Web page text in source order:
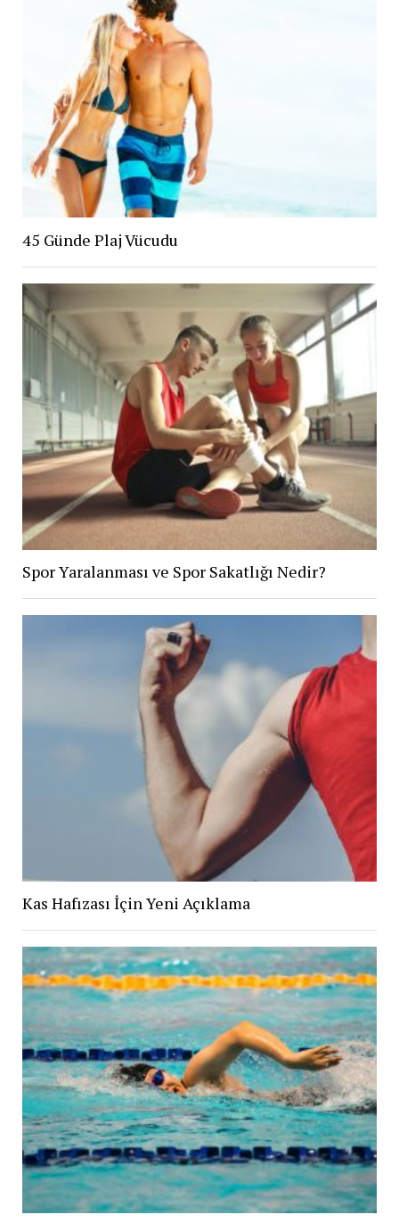
45 Günde Plaj Vücudu
Spor Yaralanması ve Spor Sakatlığı Nedir?
Kas Hafızası İçin Yeni Açıklama